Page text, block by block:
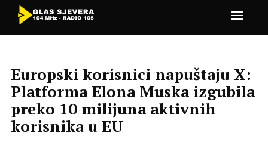
Europski korisnici napuštaju X:
Platforma Elona Muska izgubila
preko 10 milijuna aktivnih
korisnika u EU